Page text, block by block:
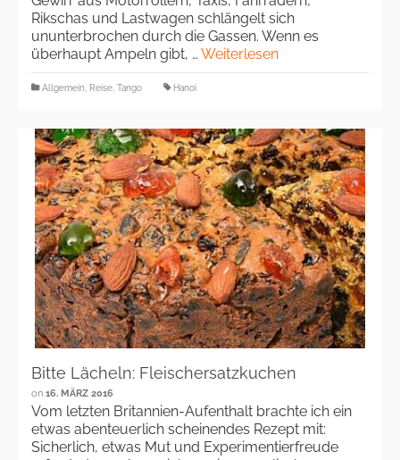
Rikschas und Lastwagen schlängelt sich
ununterbrochen durch die Gassen. Wenn es
überhaupt Ampeln gibt, …Weiterlesen
Allgemein, Reise, Tango Hanoi
Bitte Lächeln: Fleischersatzkuchen
on 16. MÄRZ 2016
Vom letzten Britannien-Aufenthalt brachte ich ein
etwas abenteuerlich scheinendes Rezept mit:
Sicherlich, etwas Mut und Experimentierfreude